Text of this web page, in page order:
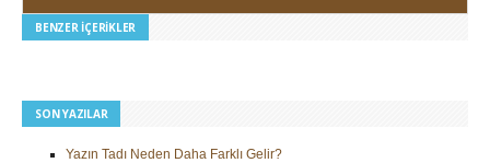
BENZER İÇERIKLER
SON YAZILAR
Yazın Tadı Neden Daha Farklı Gelir?